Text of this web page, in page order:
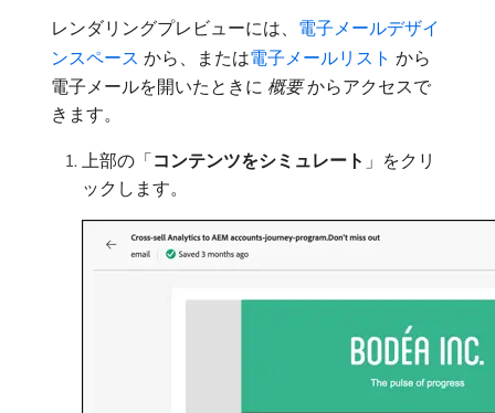
レンダリングプレビューには、 電子メールデザイ
ンスペース ​ から、または電子メールリスト ​ から
電子メールを開いたときに​ 概要​からアクセスで
きます。
上部の「コンテンツをシミュレート 」をクリ
ックします。